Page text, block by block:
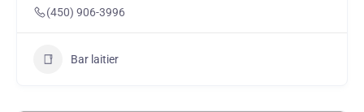
(450) 906-3996
Bar laitier